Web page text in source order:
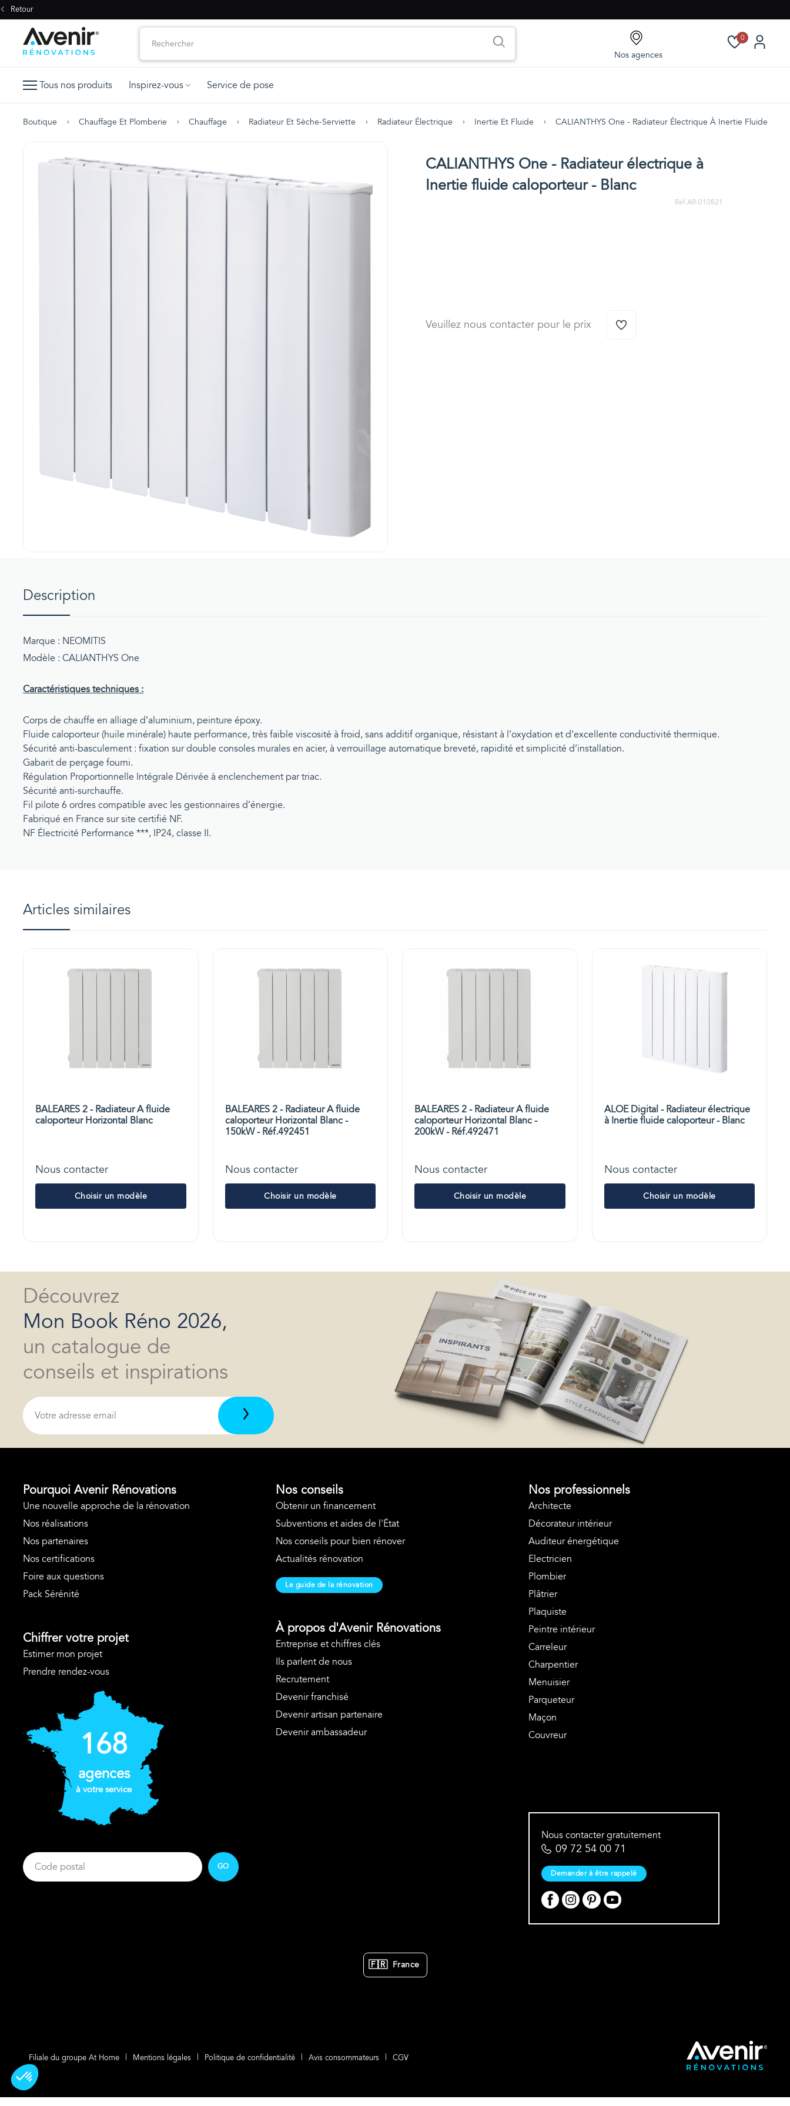
Retour
Nos agences
0
Tous nos produits Inspirez-vous Service de pose
Boutique Chauffage Et Plomberie Chauffage Radiateur Et Sèche-Serviette Radiateur Électrique Inertie Et Fluide CALIANTHYS One - Radiateur Électrique À Inertie Fluide
CALIANTHYS One - Radiateur électrique à
Inertie fluide caloporteur - Blanc
Réf AR-010821
Veuillez nous contacter pour le prix
Description
Marque : NEOMITIS
Modèle : CALIANTHYS One
Caractéristiques techniques :
Corps de chauffe en alliage d’aluminium, peinture époxy.
Fluide caloporteur (huile minérale) haute performance, très faible viscosité à froid, sans additif organique, résistant à l’oxydation et d’excellente conductivité thermique.
Sécurité anti-basculement : fixation sur double consoles murales en acier, à verrouillage automatique breveté, rapidité et simplicité d’installation.
Gabarit de perçage fourni.
Régulation Proportionnelle Intégrale Dérivée à enclenchement par triac.
Sécurité anti-surchauffe.
Fil pilote 6 ordres compatible avec les gestionnaires d’énergie.
Fabriqué en France sur site certifié NF.
NF Électricité Performance ***, IP24, classe II.
Articles similaires
BALEARES 2 - Radiateur A fluide
caloporteur Horizontal Blanc
Nous contacter
Choisir un modèle
BALEARES 2 - Radiateur A fluide
caloporteur Horizontal Blanc -
150kW - Réf.492451
Nous contacter
Choisir un modèle
BALEARES 2 - Radiateur A fluide
caloporteur Horizontal Blanc -
200kW - Réf.492471
Nous contacter
Choisir un modèle
ALOE Digital - Radiateur électrique
à Inertie fluide caloporteur - Blanc
Nous contacter
Choisir un modèle
Découvrez
Mon Book Réno 2026,
un catalogue de
conseils et inspirations
Pourquoi Avenir Rénovations
Une nouvelle approche de la rénovation
Nos réalisations
Nos partenaires
Nos certifications
Foire aux questions
Pack Sérénité
Chiffrer votre projet
Estimer mon projet
Prendre rendez-vous
168
agences
à votre service
GO
Nos conseils
Obtenir un financement
Subventions et aides de l'État
Nos conseils pour bien rénover
Actualités rénovation
Le guide de la rénovation
À propos d'Avenir Rénovations
Entreprise et chiffres clés
Ils parlent de nous
Recrutement
Devenir franchisé
Devenir artisan partenaire
Devenir ambassadeur
Nos professionnels
Architecte
Décorateur intérieur
Auditeur énergétique
Electricien
Plombier
Plâtrier
Plaquiste
Peintre intérieur
Carreleur
Charpentier
Menuisier
Parqueteur
Maçon
Couvreur
Nous contacter gratuitement
09 72 54 00 71
Demander à être rappelé
🇫🇷 France
Filiale du groupe At Home Mentions légales Politique de confidentialité Avis consommateurs CGV